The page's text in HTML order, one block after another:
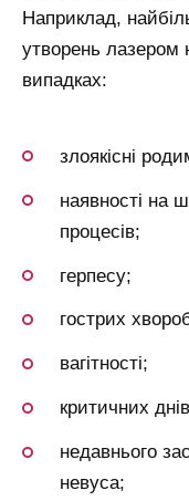
Наприклад,
утворень лазером
випадках:
злоякісні
наявності на
процесів;
герпесу;
гострих
вагітності;
критичних
недавнього
невуса;